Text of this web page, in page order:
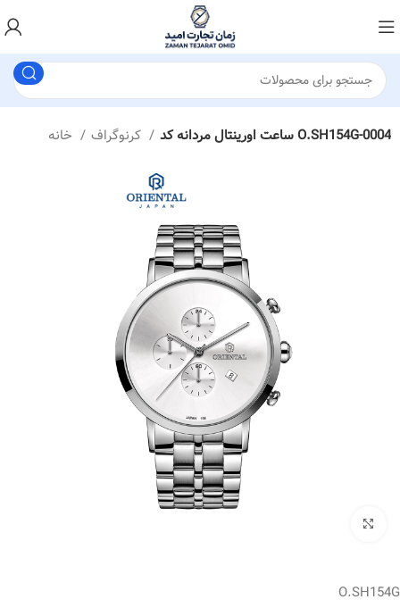
کرنوگراف ساعت اورینتال مردانه کد O.SH154G-0004
O.SH154G